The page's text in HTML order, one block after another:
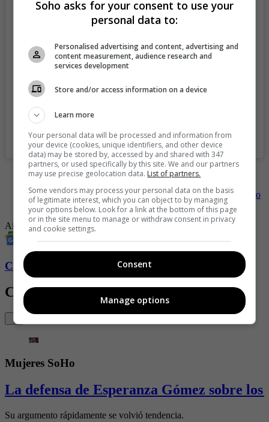
A post shared by AIDA VICTORIA MERLANO (@aidavictoriam)
-Bañada en miel y desnuda Aída Victoria Merlano hace
-Aída Victoria Merlano sorprende al quitarse la ropa en pleno
centro comercial
Aida Victoria MerlanoRedes sociales
Conozca más de Soho aquí
Contenido Relacionado
Mujeres SoHo
La defensa de Esperanza Gómez sobre
Su argumento rápidamente se volvió tendencia.
Soho asks for your consent to use your
personal data to:
Personalised advertising and content, advertising and
content measurement, audience research and
services development
Store and/or access information on a device
Learn more
Your personal data will be processed and information from
your device (cookies, unique identifiers, and other device
data) may be stored by, accessed by and shared with 347
partners, or used specifically by this site. We and our partners
may use precise geolocation data. List of partners.
Some vendors may process your personal data on the basis
of legitimate interest, which you can object to by managing
your options below. Look for a link at the bottom of this page
or in the site menu to manage or withdraw consent in privacy
and cookie settings.
Consent
Manage options